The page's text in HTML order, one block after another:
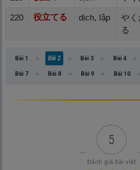
Nghĩa: Chiến đấu, phục dịch,
220 役立てる dịch, lập
やく
る
Bài 1 Bài 2 Bài 3 Bài 4
Bài 7 Bài 8 Bài 9 Bài 10
5
Đánh giá bài viết